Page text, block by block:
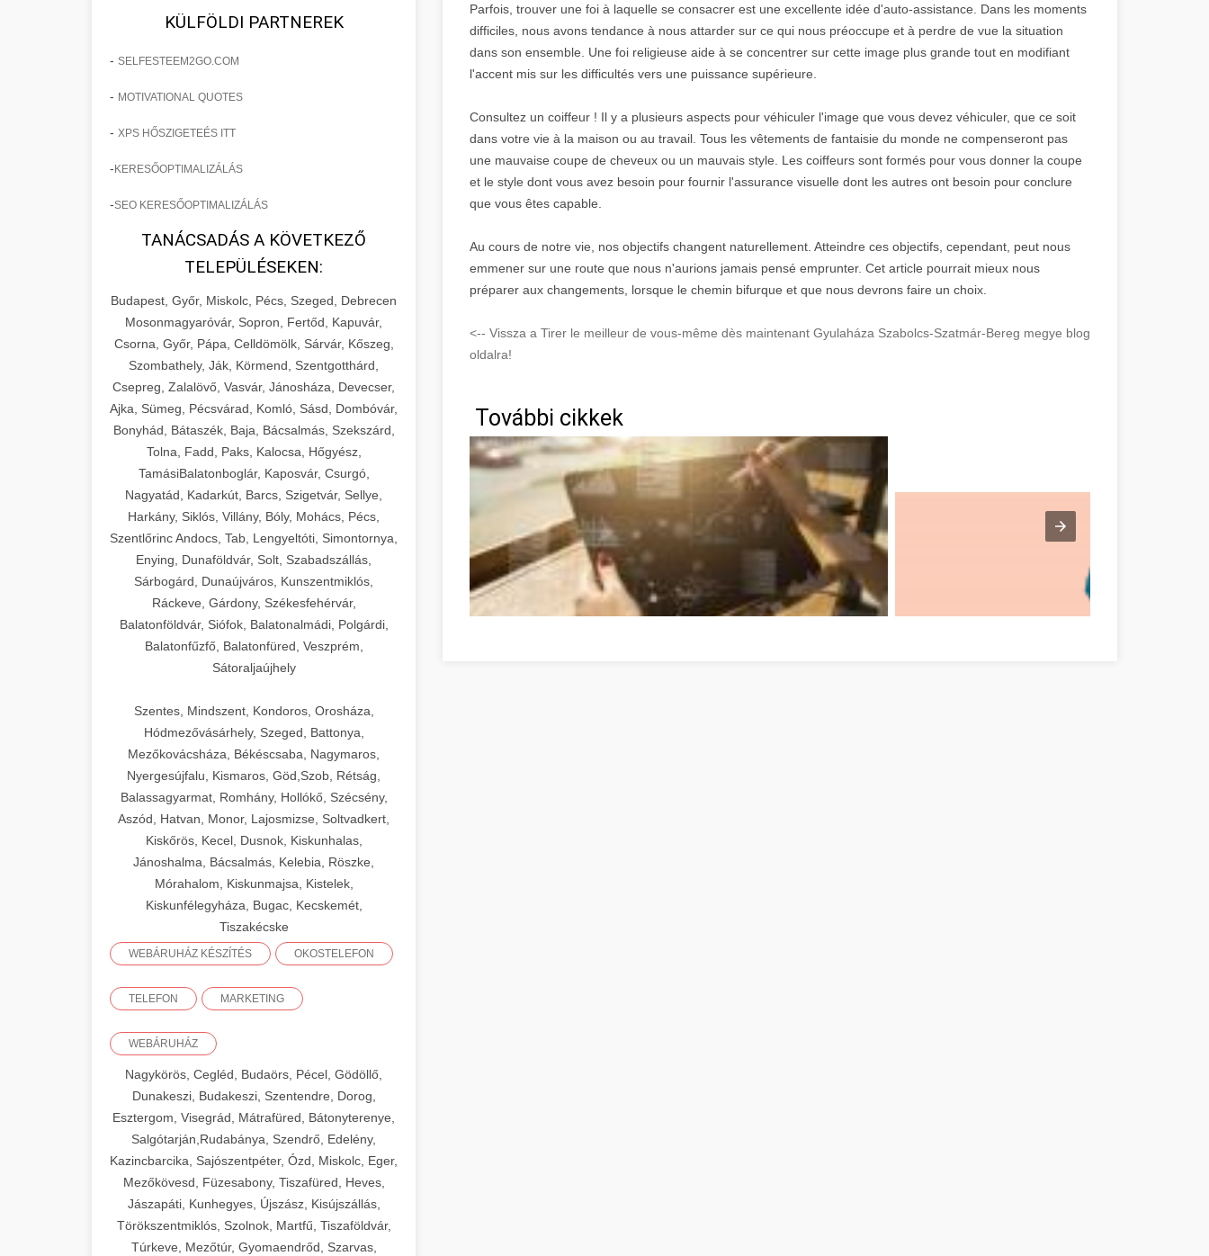
KÜLFÖLDI PARTNEREK
- SELFESTEEM2GO.COM
- MOTIVATIONAL QUOTES
- XPS HŐSZIGETEÉS ITT
- KERESŐOPTIMALIZÁLÁS
-SEO KERESŐOPTIMALIZÁLÁS
TANÁCSADÁS A KÖVETKEZŐ
TELEPÜLÉSEKEN:
Budapest, Győr, Miskolc, Pécs, Szeged, Debrecen
Mosonmagyaróvár, Sopron, Fertőd, Kapuvár,
Csorna, Győr, Pápa, Celldömölk, Sárvár, Kőszeg,
Szombathely, Ják, Körmend, Szentgotthárd,
Csepreg, Zalalövő, Vasvár, Jánosháza, Devecser,
Ajka, Sümeg, Pécsvárad, Komló, Sásd, Dombóvár,
Bonyhád, Bátaszék, Baja, Bácsalmás, Szekszárd,
Tolna, Fadd, Paks, Kalocsa, Hőgyész,
TamásiBalatonboglár, Kaposvár, Csurgó,
Nagyatád, Kadarkút, Barcs, Szigetvár, Sellye,
Harkány, Siklós, Villány, Bóly, Mohács, Pécs,
Szentlőrinc Andocs, Tab, Lengyeltóti, Simontornya,
Enying, Dunaföldvár, Solt, Szabadszállás,
Sárbogárd, Dunaújváros, Kunszentmiklós,
Ráckeve, Gárdony, Székesfehérvár,
Balatonföldvár, Siófok, Balatonalmádi, Polgárdi,
Balatonfűzfő, Balatonfüred, Veszprém,
Sátoraljaújhely
Szentes, Mindszent, Kondoros, Orosháza,
Hódmezővásárhely, Szeged, Battonya,
Mezőkovácsháza, Békéscsaba, Nagymaros,
Nyergesújfalu, Kismaros, Göd,Szob, Rétság,
Balassagyarmat, Romhány, Hollókő, Szécsény,
Aszód, Hatvan, Monor, Lajosmizse, Soltvadkert,
Kiskőrös, Kecel, Dusnok, Kiskunhalas,
Jánoshalma, Bácsalmás, Kelebia, Röszke,
Mórahalom, Kiskunmajsa, Kistelek,
Kiskunfélegyháza, Bugac, Kecskemét,
Tiszakécske
WEBÁRUHÁZ KÉSZÍTÉS OKOSTELEFON
TELEFON MARKETING
WEBÁRUHÁZ
Nagykörös, Cegléd, Budaörs, Pécel, Gödöllő,
Dunakeszi, Budakeszi, Szentendre, Dorog,
Esztergom, Visegrád, Mátrafüred, Bátonyterenye,
Salgótarján,Rudabánya, Szendrő, Edelény,
Kazincbarcika, Sajószentpéter, Ózd, Miskolc, Eger,
Mezőkövesd, Füzesabony, Tiszafüred, Heves,
Jászapáti, Kunhegyes, Újszász, Kisújszállás,
Törökszentmiklós, Szolnok, Martfű, Tiszaföldvár,
Túrkeve, Mezőtúr, Gyomaendrőd, Szarvas,
Parfois, trouver une foi à laquelle se consacrer est une excellente idée d'auto-assistance. Dans les moments
difficiles, nous avons tendance à nous attarder sur ce qui nous préoccupe et à perdre de vue la situation
dans son ensemble. Une foi religieuse aide à se concentrer sur cette image plus grande tout en modifiant
l'accent mis sur les difficultés vers une puissance supérieure.
Consultez un coiffeur ! Il y a plusieurs aspects pour véhiculer l'image que vous devez véhiculer, que ce soit
dans votre vie à la maison ou au travail. Tous les vêtements de fantaisie du monde ne compenseront pas
une mauvaise coupe de cheveux ou un mauvais style. Les coiffeurs sont formés pour vous donner la coupe
et le style dont vous avez besoin pour fournir l'assurance visuelle dont les autres ont besoin pour conclure
que vous êtes capable.
Au cours de notre vie, nos objectifs changent naturellement. Atteindre ces objectifs, cependant, peut nous
emmener sur une route que nous n'aurions jamais pensé emprunter. Cet article pourrait mieux nous
préparer aux changements, lorsque le chemin bifurque et que nous devrons faire un choix.
<-- Vissza a Tirer le meilleur de vous-même dès maintenant Gyulaháza Szabolcs-Szatmár-Bereg megye blog
oldalra!
További cikkek